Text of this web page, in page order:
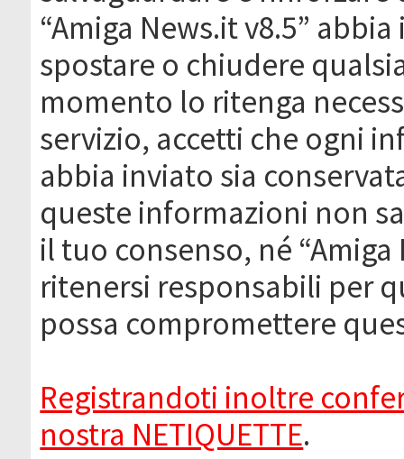
“Amiga News.it v8.5”
spostare o chiudere
momento lo ritenga
servizio, accetti che ogni
abbia inviato sia
queste informazioni non
il tuo consenso, né
ritenersi responsabili per
possa compromettere
Registrandoti inoltre
nostra NETIQUETTE.